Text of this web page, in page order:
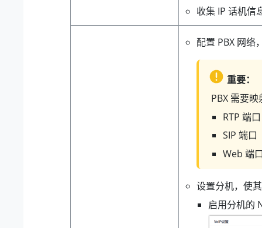
收集 IP 话机信
配置 PBX 网络
重要：
PBX 需要
RTP 端口
SIP 端口
Web 端
设置分机，使
启用分机的